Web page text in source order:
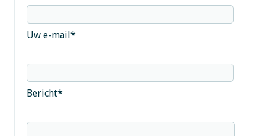
Uw e-mail*
Bericht*